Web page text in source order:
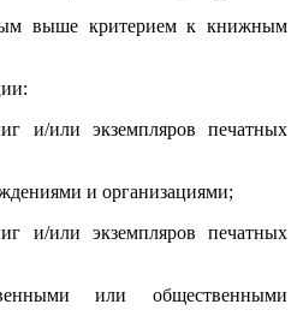
выше критерием к книжным
и/или экземпляров печатных
и организациями;
и/или экземпляров печатных
или общественными